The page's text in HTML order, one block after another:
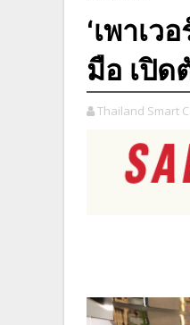
‘เพาเ
มือ เปิ
Thailand Smart